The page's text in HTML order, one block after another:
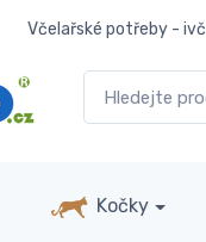
Včelařské potřeby -
Kočky